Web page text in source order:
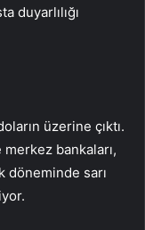
duyarlılığı
üzerine çıktı.
merkez bankaları,
döneminde sarı